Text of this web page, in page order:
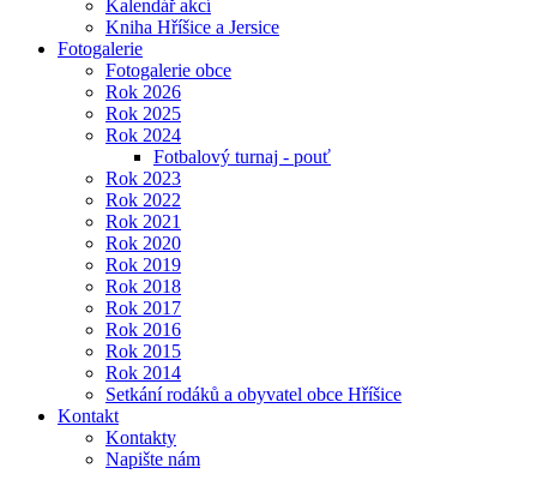
Kalendář akcí
Kniha Hříšice a Jersice
Fotogalerie
Fotogalerie obce
Rok 2026
Rok 2025
Rok 2024
Fotbalový turnaj - pouť
Rok 2023
Rok 2022
Rok 2021
Rok 2020
Rok 2019
Rok 2018
Rok 2017
Rok 2016
Rok 2015
Rok 2014
Setkání rodáků a obyvatel obce Hříšice
Kontakt
Kontakty
Napište nám